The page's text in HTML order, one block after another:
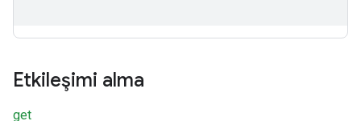
Etkileşimi alma
get